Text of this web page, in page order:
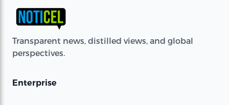
Transparent news, distilled views, and global
perspectives.
Enterprise